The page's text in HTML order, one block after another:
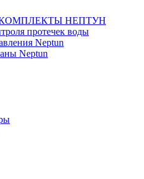
НЕПТУН
протечек воды
Neptun
Neptun